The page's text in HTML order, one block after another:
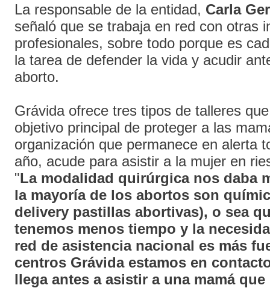
La responsable de la entidad, Carla
señaló que se trabaja en red con otras
profesionales, sobre todo porque es
la tarea de defender la vida y acudir
aborto.
Grávida ofrece tres tipos de talleres
objetivo principal de proteger a las
organización que permanece en alerta
año, acude para asistir a la mujer en
"La modalidad quirúrgica nos daba
la mayoría de los abortos son
delivery pastillas abortivas), o sea
tenemos menos tiempo y la
red de asistencia nacional es más
centros Grávida estamos en
llega antes a asistir a una mamá